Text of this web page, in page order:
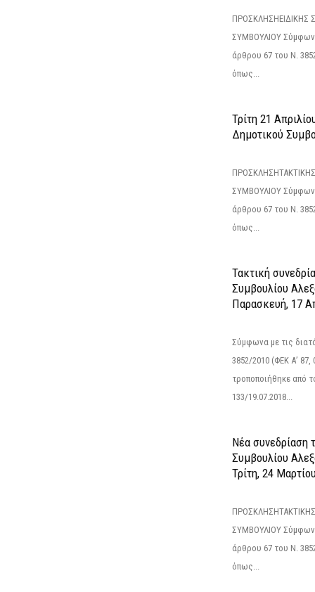
ΠΡΟΣΚΛΗΣΗΕΙΔΙΚΗΣ
ΣΥΜΒΟΥΛΙΟΥ
άρθρου 67 του Ν.
όπως...
Τρίτη 21
Δημοτικού
ΣΥΜΒΟΥΛΙΟΥ
άρθρου 67 του Ν.
όπως...
Τακτική
Συμβουλίου
Παρασκευή, 17
Σύμφωνα με τις
3852/2010 (ΦΕΚ Α’ 87,
τροποποιήθηκε από
133/19.07.2018...
Νέα συνεδρίαση
Συμβουλίου
Τρίτη, 24
ΣΥΜΒΟΥΛΙΟΥ
άρθρου 67 του Ν.
όπως...